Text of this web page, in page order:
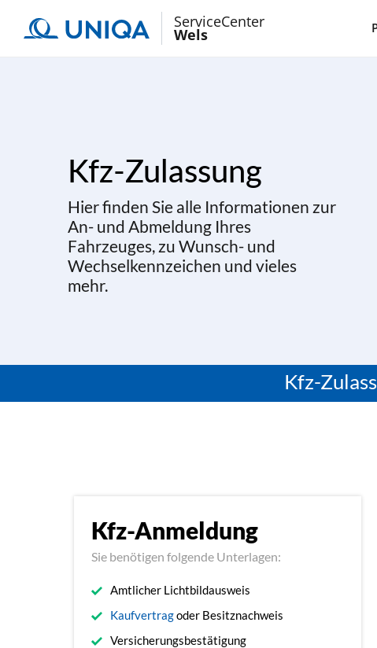
ServiceCenter
Wels
Kfz-Zulassung
Hier finden Sie alle Informationen zur
An- und Abmeldung Ihres
Fahrzeuges, zu Wunsch- und
Wechselkennzeichen und vieles
mehr.
Kfz-
Kfz-Anmeldung
Sie benötigen folgende Unterlagen:
Amtlicher Lichtbildausweis
Kaufvertragoder Besitznachweis
Versicherungsbestätigung